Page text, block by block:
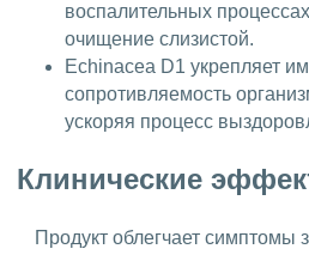
воспалительных
очищение слизистой.
Echinacea D1 укрепляет
сопротивляемость
ускоряя процесс
Клинические
Продукт облегчает симптомы